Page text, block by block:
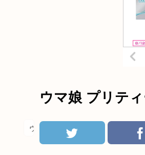
ウマ娘 プリテ
ウマ娘